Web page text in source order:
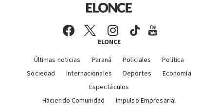
ELONCE
Últimas noticias Paraná Policiales
Política
Sociedad
Internacionales Deportes
Economía
Espectáculos
Haciendo Comunidad
Impulso Empresarial